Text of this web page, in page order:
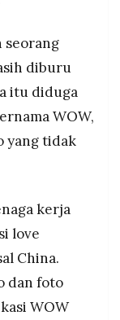
seorang
diburu
itu diduga
WOW,
yang tidak
kerja
love
China.
dan foto
WOW